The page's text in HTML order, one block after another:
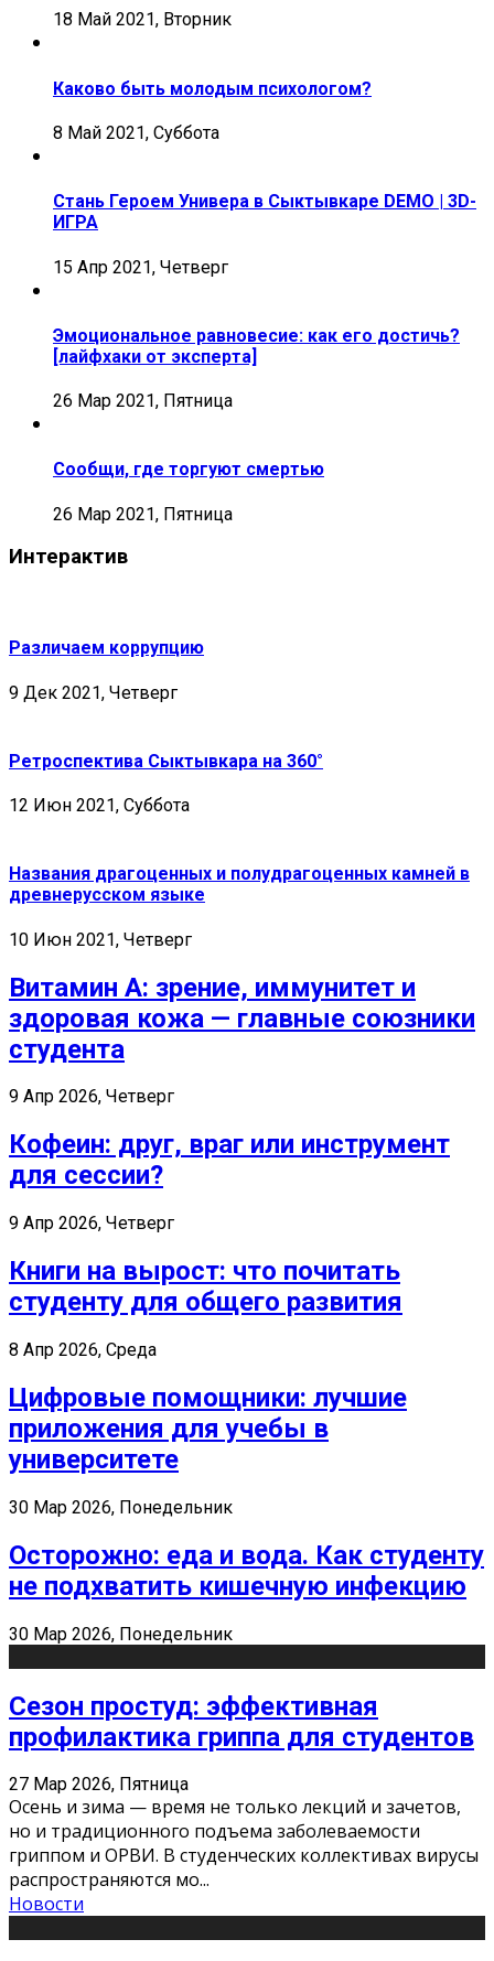
18 Май 2021, Вторник
Каково быть молодым психологом?
8 Май 2021, Суббота
Стань Героем Универа в Сыктывкаре DEMO | 3D-
ИГРА
15 Апр 2021, Четверг
Эмоциональное равновесие: как его достичь?
[лайфхаки от эксперта]
26 Мар 2021, Пятница
Сообщи, где торгуют смертью
26 Мар 2021, Пятница
Интерактив
Различаем коррупцию
9 Дек 2021, Четверг
Ретроспектива Сыктывкара на 360°
12 Июн 2021, Суббота
Названия драгоценных и полудрагоценных камней в
древнерусском языке
10 Июн 2021, Четверг
Витамин А: зрение, иммунитет и
здоровая кожа — главные союзники
студента
9 Апр 2026, Четверг
Кофеин: друг, враг или инструмент
для сессии?
9 Апр 2026, Четверг
Книги на вырост: что почитать
студенту для общего развития
8 Апр 2026, Среда
Цифровые помощники: лучшие
приложения для учебы в
университете
30 Мар 2026, Понедельник
Осторожно: еда и вода. Как студенту
не подхватить кишечную инфекцию
30 Мар 2026, Понедельник
Сезон простуд: эффективная
профилактика гриппа для студентов
27 Мар 2026, Пятница
Осень и зима — время не только лекций и зачетов,
но и традиционного подъема заболеваемости
гриппом и ОРВИ. В студенческих коллективах вирусы
распространяются мо...
Новости